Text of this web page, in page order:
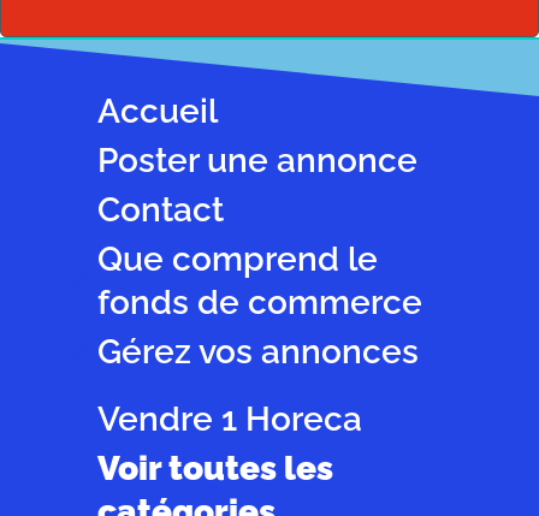
Accueil
Poster une annonce
Contact
Que comprend le
fonds de commerce
Gérez vos annonces
Vendre 1 Horeca
Voir toutes les